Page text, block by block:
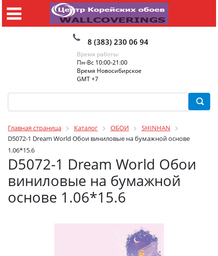
8 (383) 230 06 94
Время работы:
Пн-Вс 10:00-21:00
Время Новосибирское
GMT +7
Главная страница Каталог ОБОИ
SHINHAN
D5072-1 Dream World Обои виниловые на бумажной основе
1.06*15.6
D5072-1 Dream World Обои
виниловые на бумажной
основе 1.06*15.6